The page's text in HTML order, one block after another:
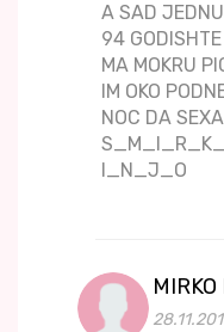
A SAD
94
MA MOKRU
IM OKO
NOC DA
I_N_J_O